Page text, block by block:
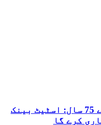
پاک چین سفارتی تعلقات کے 75 سال: اسٹیٹ بینک